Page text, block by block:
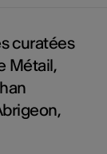
curatées
Métail,